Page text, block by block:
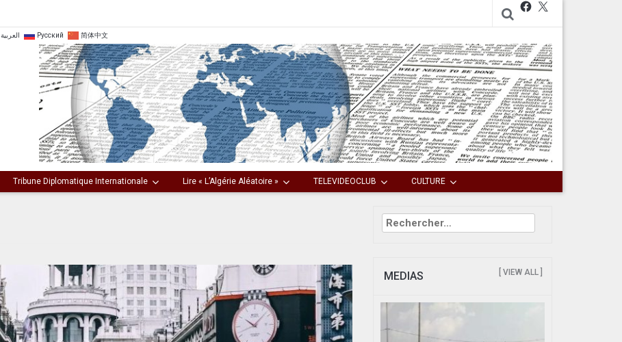
العربية Русский 简体中文
Facebook
Tribune Diplomatique Internationale Lire « L’Algérie Aléatoire » TELEVIDEOCLUB CULTURE
Rechercher :
MEDIAS [ VIEW ALL ]